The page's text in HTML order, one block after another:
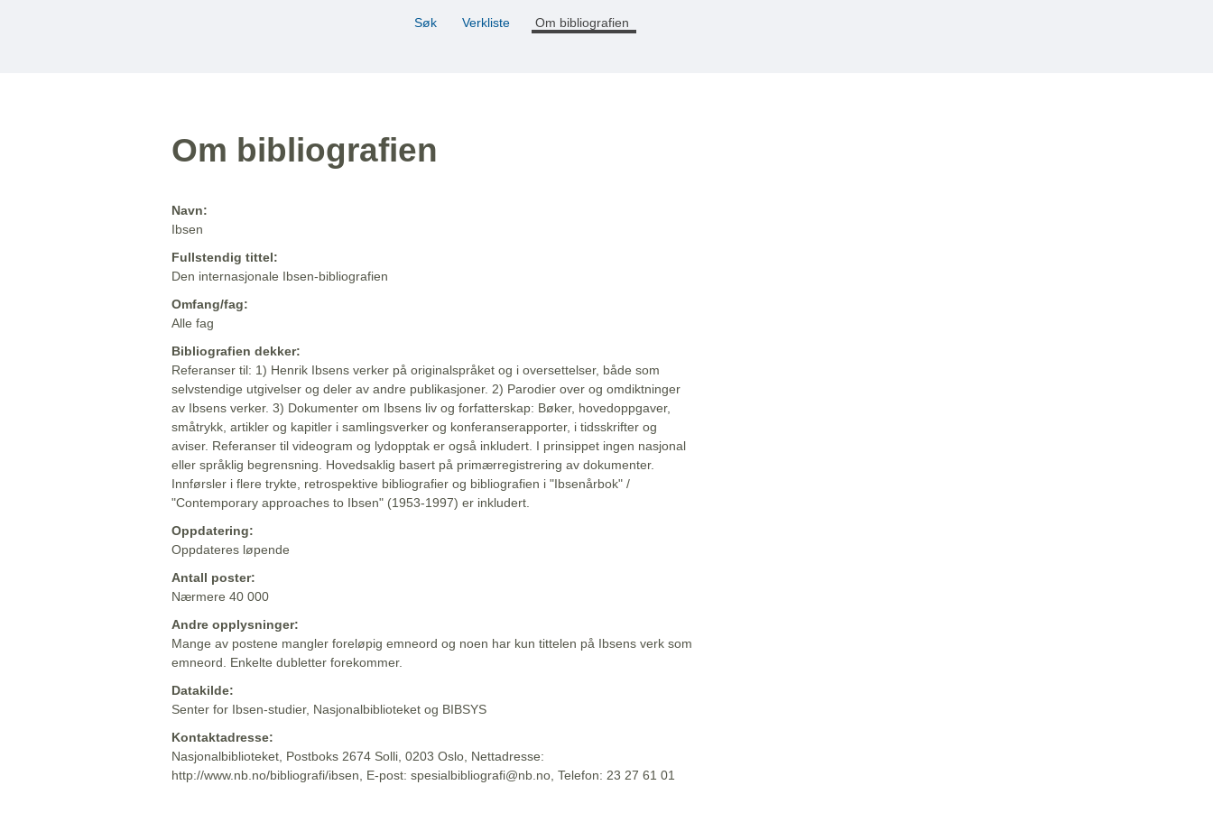
Søk Verkliste Om bibliografien
Om bibliografien
Navn:
Ibsen
Fullstendig tittel:
Den internasjonale Ibsen-bibliografien
Omfang/fag:
Alle fag
Bibliografien dekker:
Referanser til: 1) Henrik Ibsens verker på originalspråket og i oversettelser, både som
selvstendige utgivelser og deler av andre publikasjoner. 2) Parodier over og omdiktninger
av Ibsens verker. 3) Dokumenter om Ibsens liv og forfatterskap: Bøker, hovedoppgaver,
småtrykk, artikler og kapitler i samlingsverker og konferanserapporter, i tidsskrifter og
aviser. Referanser til videogram og lydopptak er også inkludert. I prinsippet ingen nasjonal
eller språklig begrensning. Hovedsaklig basert på primærregistrering av dokumenter.
Innførsler i flere trykte, retrospektive bibliografier og bibliografien i "Ibsenårbok" /
"Contemporary approaches to Ibsen" (1953-1997) er inkludert.
Oppdatering:
Oppdateres løpende
Antall poster:
Nærmere 40 000
Andre opplysninger:
Mange av postene mangler foreløpig emneord og noen har kun tittelen på Ibsens verk som
emneord. Enkelte dubletter forekommer.
Datakilde:
Senter for Ibsen-studier, Nasjonalbiblioteket og BIBSYS
Kontaktadresse:
Nasjonalbiblioteket, Postboks 2674 Solli, 0203 Oslo, Nettadresse:
http://www.nb.no/bibliografi/ibsen, E-post: spesialbibliografi@nb.no, Telefon: 23 27 61 01